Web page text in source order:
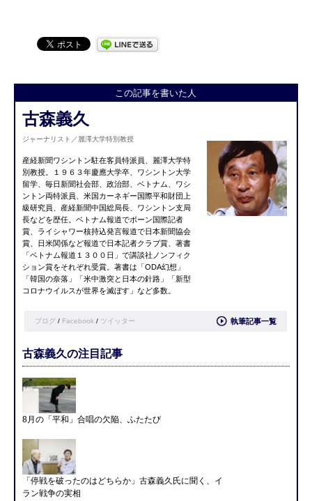
この記事を書いた人
古森義久
ジャーナリスト／麗澤大学特別教授
産経新聞ワシントン駐在客員特派員、麗澤大学特
別教授。１９６３年慶應大学卒、ワシントン大学
留学、毎日新聞社会部、政治部、ベトナム、ワシ
ントン両特派員、米国カーネギー国際平和財団上
級研究員、産経新聞中国総局長、ワシントン支局
長などを歴任。ベトナム報道でボーン国際記者
賞、ライシャワー核持込発言報道で日本新聞協会
賞、日米関係など報道で日本記者クラブ賞、著書
「ベトナム報道１３００日」で講談社ノンフィク
ション賞をそれぞれ受賞。著書は「ODA幻想」
「韓国の奈落」「米中激突と日本の針路」「新型
コロナウイルスが世界を滅ぼす」など多数。
ブログ / Facebook / ツイッター 執筆記事一覧
古森義久の注目記事
8月の「平和」合唱の欠陥、ふたたび
「停戦を破ったのはどちらか」古森義久氏に聞く、イ
ラン戦争の実相